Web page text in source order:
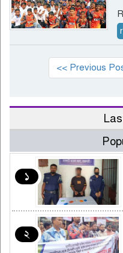
<< Previous
১
২